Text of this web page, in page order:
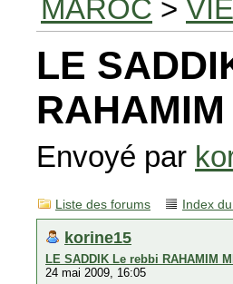
MAROC >
LE
Envoyé par
Liste des forums Index
korine15
LE SADDIK Le rebbi RAHAMIM
24 mai 2009, 16:05